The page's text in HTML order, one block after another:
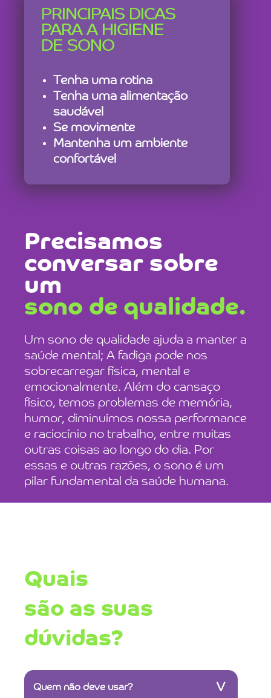
Precisamos
conversar sobre
um
sono de qualidade.
Um sono de qualidade ajuda a manter a
saúde mental; A fadiga pode nos
sobrecarregar física, mental e
emocionalmente. Além do cansaço
físico, temos problemas de memória,
humor, diminuímos nossa performance
e raciocínio no trabalho, entre muitas
outras coisas ao longo do dia. Por
essas e outras razões, o sono é um
pilar fundamental da saúde humana.
PRINCIPAIS DICAS
PARA A HIGIENE
DE SONO
Tenha uma rotina
Tenha uma alimentação
saudável
Se movimente
Mantenha um ambiente
confortável
Quais
são as suas
dúvidas?
Quem não deve usar? V